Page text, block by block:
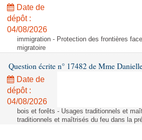
Date de
dépôt :
04/08/2026
immigration - Protection des frontières
migratoire
Question écrite n° 17482 de Mme
Date de
dépôt :
04/08/2026
bois et forêts - Usages traditionnels et
traditionnels et maîtrisés du feu dans la